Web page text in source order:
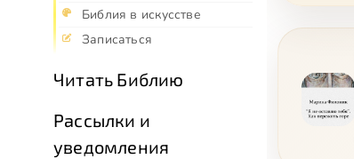
Библия в искусстве
Записаться
Читать Библию
Рассылки и
уведомления